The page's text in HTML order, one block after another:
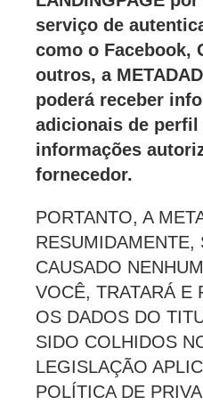
serviço de
como o Facebook,
outros, a
poderá receber
adicionais de
informações
fornecedor.
PORTANTO, A
RESUMIDAMENTE,
CAUSADO
VOCÊ, TRATARÁ E
OS DADOS DO
SIDO COLHIDOS
LEGISLAÇÃO
POLÍTICA DE